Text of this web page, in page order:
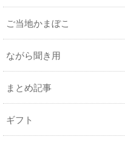
ご当地かまぼこ
ながら聞き用
まとめ記事
ギフト